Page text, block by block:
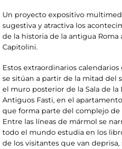
Un proyecto expositivo
sugestiva y atractiva los
de la historia de la antigua Roma
Capitolini.
Estos extraordinarios
se sitúan a partir de la mitad del
el muro posterior de la Sala de la
Antiguos Fasti, en el
que forma parte del complejo de
Entre las líneas de mármol se
todo el mundo estudia en los
de los visitantes que van